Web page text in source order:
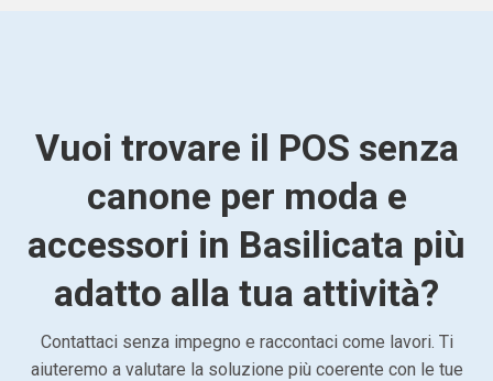
Vuoi trovare il POS senza
canone per moda e
accessori in Basilicata più
adatto alla tua attività?
Contattaci senza impegno e raccontaci come lavori. Ti
aiuteremo a valutare la soluzione più coerente con le tue